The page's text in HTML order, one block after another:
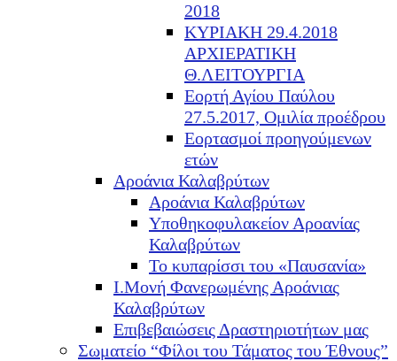
2018
ΚΥΡΙΑΚΗ 29.4.2018
ΑΡΧΙΕΡΑΤΙΚΗ
Θ.ΛΕΙΤΟΥΡΓΙΑ
Εορτή Αγίου Παύλου
27.5.2017, Ομιλία προέδρου
Εορτασμοί προηγούμενων
ετών
Αροάνια Καλαβρύτων
Αροάνια Καλαβρύτων
Υποθηκοφυλακείον Αροανίας
Καλαβρύτων
Το κυπαρίσσι του «Παυσανία»
Ι.Μονή Φανερωμένης Αροάνιας
Καλαβρύτων
Επιβεβαιώσεις Δραστηριοτήτων μας
Σωματείο “Φίλοι του Τάματος του Έθνους”